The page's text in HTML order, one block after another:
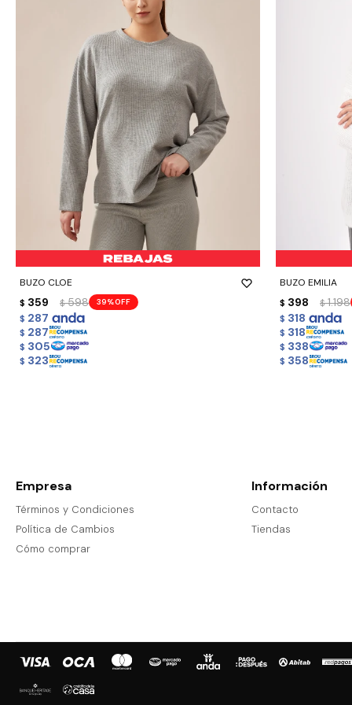
BUZO CLOE
$ 359 $ 598 39
$ 287
$ 287
$ 305
$ 323
- +
BUZO EMILIA
$ 398 $ 1.198
$ 318
$ 318
$ 338
$ 358
- +
Empresa
Términos y Condiciones
Política de Cambios
Cómo comprar
Información
Contacto
Tiendas